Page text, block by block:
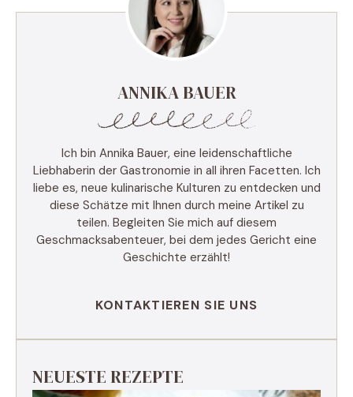
ANNIKA BAUER
Ich bin Annika Bauer, eine leidenschaftliche
Liebhaberin der Gastronomie in all ihren Facetten. Ich
liebe es, neue kulinarische Kulturen zu entdecken und
diese Schätze mit Ihnen durch meine Artikel zu
teilen. Begleiten Sie mich auf diesem
Geschmacksabenteuer, bei dem jedes Gericht eine
Geschichte erzählt!
KONTAKTIEREN SIE UNS
NEUESTE REZEPTE